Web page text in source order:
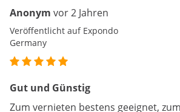
Anonym vor 2 Jahren
Veröffentlicht auf Expondo
Germany
Gut und Günstig
Zum vernieten bestens geeignet,